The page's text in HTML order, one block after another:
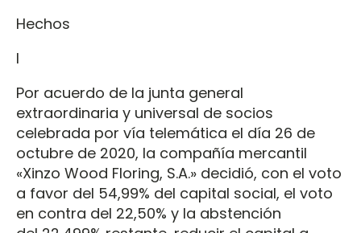
Hechos
I
Por acuerdo de la junta general
extraordinaria y universal de socios
celebrada por vía telemática el día 26 de
octubre de 2020, la compañía mercantil
«Xinzo Wood Floring, S.A.» decidió, con el voto
a favor del 54,99% del capital social, el voto
en contra del 22,50% y la abstención